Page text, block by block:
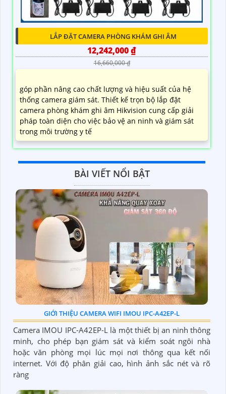
LẮP ĐẶT CAMERA PHÒNG KHÁM GHI ÂM
12,242,000 ₫
16,660,000 ₫
góp phần nâng cao chất lượng và hiệu suất của hệ
thống camera giám sát. Thiết kế trọn bộ lắp đặt
camera phòng khám ghi âm Hikvision cung cấp giải
pháp toàn diện cho việc bảo vệ an ninh và giám sát
trong môi trường y tế
BÀI VIẾT NỔI BẬT
GIỚI THIỆU CAMERA WIFI IMOU IPC-A42EP-L
Camera IMOU IPC-A42EP-L là một thiết bị an ninh thông
minh, cho phép bạn giám sát và kiểm soát ngôi nhà
hoặc văn phòng mọi lúc mọi nơi thông qua kết nối
internet. Với độ phân giải cao, hình ảnh sắc nét và rõ
ràng